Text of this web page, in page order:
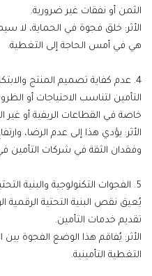
الثمن أو نفقات غير ضرورية.
الأثر: خلق فجوة في الحماية، لا
هي في أمس الحاجة إلى التغطية.
4. عدم كفاية تصميم المنتج
التأمين لتناسب الاحتياجات أو
خاصة في القطاعات الريفية أو غير
الأثر: يؤدي هذا إلى عدم الرضا،
وفقدان الثقة في شركات التأمين
5. الفجوات التكنولوجية والبنية
يُعيق نقص البنية التحتية الرقمية
تقديم خدمات التأمين.
الأثر: يُفاقم هذا الوضع الفجوة بين
التغطية التأمينية.